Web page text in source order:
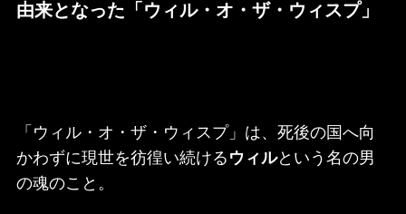
由来となった「ウィル・オ・ザ・ウィスプ」
「ウィル・オ・ザ・ウィスプ」は、死後の国へ向
かわずに現世を彷徨い続ける ウィルという名の男
の魂のこと。